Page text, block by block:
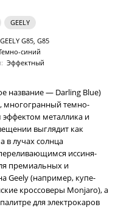
GEELY
GEELY G85, G85
синий
Эффектный
название — Darling Blue)
многогранный темно-
металлика и
выглядит как
в лучах солнца
иссиня-
премиальных и
Geely (например, купе-
кроссоверы Monjaro), а
для электрокаров